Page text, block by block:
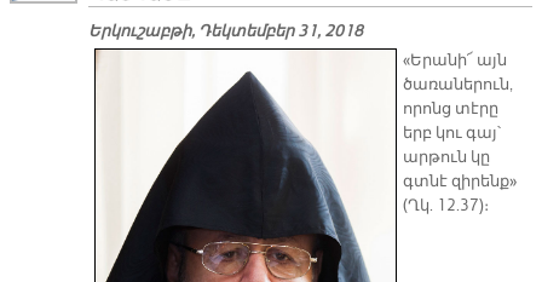
Երկուշաբթի, Դեկտեմբեր 31, 2018
«Երանի՜ այն
ծառաներուն,
որոնց տէրը
երբ կու գայ՝
արթուն կը
գտնէ զիրենք»
(Ղկ. 12.37)։